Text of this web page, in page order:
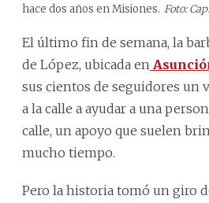
hace dos años en Misiones. Foto:
El último fin de semana, la
de López, ubicada en
sus cientos de seguidores un
a la calle a ayudar a una
calle, un apoyo que suelen
mucho tiempo.
Pero la historia tomó un giro